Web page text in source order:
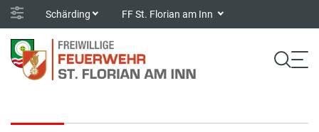
Schärding FF St. Florian am Inn